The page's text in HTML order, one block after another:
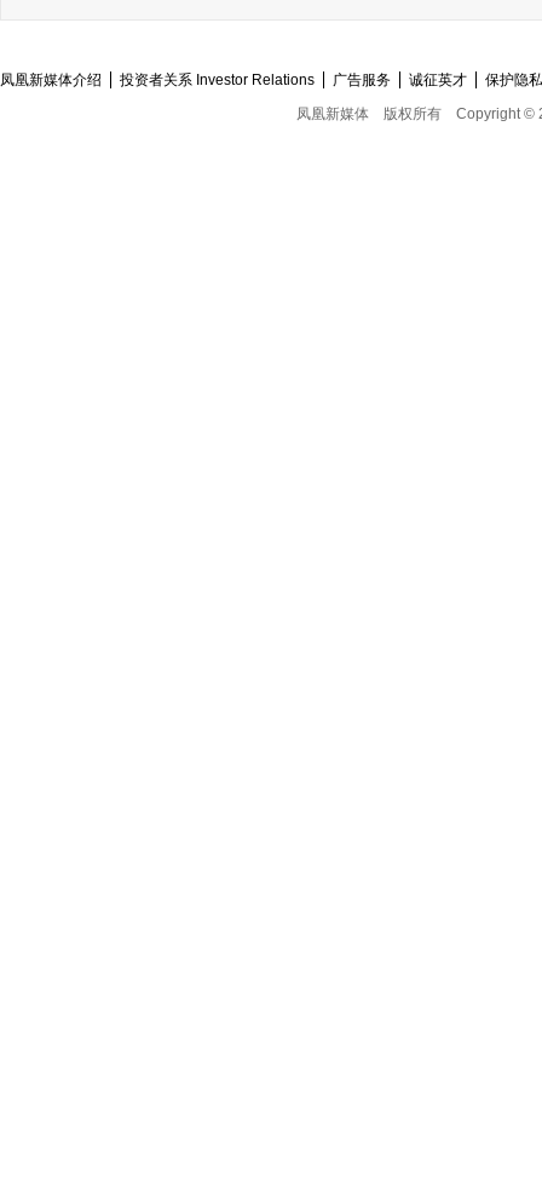
凤凰新媒体介绍 投资者关系 Investor Relations 广告服务 诚征英才
保护隐
凤凰新媒体
版权所有 Copyright ©